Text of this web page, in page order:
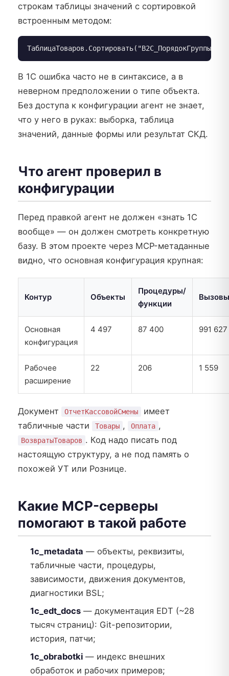
строкам таблицы значений с сортировкой
встроенным методом:
ТаблицаТоваров.Сортировать("B2C_ПорядокГруппы,
В 1С ошибка часто не в синтаксисе, а в
неверном предположении о типе объекта.
Без доступа к конфигурации агент не знает,
что у него в руках: выборка, таблица
значений, данные формы или результат СКД.
Что агент проверил в
конфигурации
Перед правкой агент не должен «знать 1С
вообще» — он должен смотреть конкретную
базу. В этом проекте через MCP-метаданные
видно, что основная конфигурация крупная:
Контур Объекты
Процедуры/
функции
Вызовы
Основная
конфигурация
4 497 87 400 991 627
Рабочее
расширение
22 206 1 559
Документ ОтчетКассовойСмены
имеет
табличные части
Товары , Оплата ,
ВозвратыТоваров . Код надо писать под
настоящую структуру, а не под память о
похожей УТ или Рознице.
Какие MCP-серверы
помогают в такой работе
1c_metadata — объекты, реквизиты,
табличные части, процедуры,
зависимости, движения документов,
диагностики BSL;
1c_edt_docs — документация EDT (~28
тысяч страниц): Git-репозитории,
история, патчи;
1c_obrabotki — индекс внешних
обработок и рабочих примеров;